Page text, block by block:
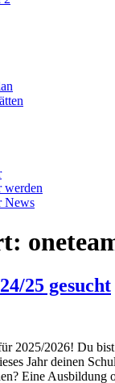
werden
News
25 gesucht
2025/2026! Du
Jahr deinen
Eine Ausbildung